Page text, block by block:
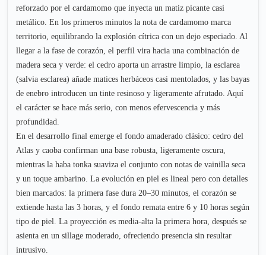
reforzado por el cardamomo que inyecta un matiz picante casi
metálico. En los primeros minutos la nota de cardamomo marca
territorio, equilibrando la explosión cítrica con un dejo especiado. Al
llegar a la fase de corazón, el perfil vira hacia una combinación de
madera seca y verde: el cedro aporta un arrastre limpio, la esclarea
(salvia esclarea) añade matices herbáceos casi mentolados, y las bayas
de enebro introducen un tinte resinoso y ligeramente afrutado. Aquí
el carácter se hace más serio, con menos efervescencia y más
profundidad.
En el desarrollo final emerge el fondo amaderado clásico: cedro del
Atlas y caoba confirman una base robusta, ligeramente oscura,
mientras la haba tonka suaviza el conjunto con notas de vainilla seca
y un toque ambarino. La evolución en piel es lineal pero con detalles
bien marcados: la primera fase dura 20–30 minutos, el corazón se
extiende hasta las 3 horas, y el fondo remata entre 6 y 10 horas según
tipo de piel. La proyección es media-alta la primera hora, después se
asienta en un sillage moderado, ofreciendo presencia sin resultar
intrusivo.